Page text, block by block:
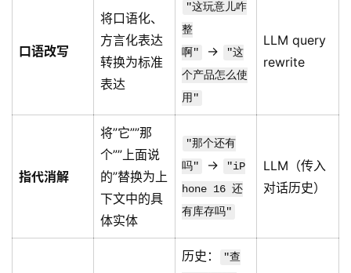
口语改写
将口语化、
方言化表达
转换为标准
表达
"这玩意儿咋
整
啊"
→
"这
个产品怎么使
用"
LLM query
rewrite
指代消解
将”它””那
个””上面说
的”替换为上
下文中的具
体实体
"那个还有
吗"
→
"iP
hone 16 还
有库存吗"
LLM（传入
对话历史）
历史：
"查